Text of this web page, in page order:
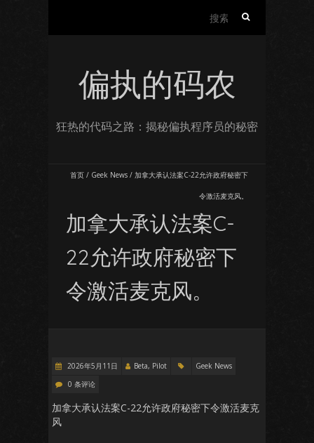
偏执的码农
狂热的代码之路：揭秘偏执程序员的秘密
首页 / Geek News / 加拿大承认法案C-22允许政府秘密下
令激活麦克风。
加拿大承认法案C-
22允许政府秘密下
令激活麦克风。
2026年5月11日 Beta, Pilot
Geek News
0 条评论
加拿大承认法案C-22允许政府秘密下令激活麦克
风